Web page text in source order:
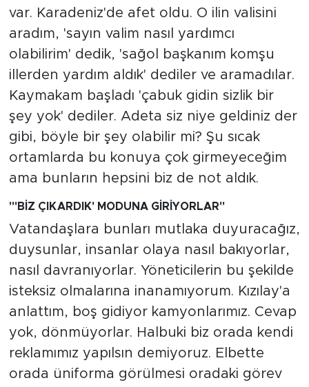
var. Karadeniz'de afet oldu. O ilin valisini
aradım, 'sayın valim nasıl yardımcı
olabilirim' dedik, 'sağol başkanım komşu
illerden yardım aldık' dediler ve aramadılar.
Kaymakam başladı 'çabuk gidin sizlik bir
şey yok' dediler. Adeta siz niye geldiniz der
gibi, böyle bir şey olabilir mi? Şu sıcak
ortamlarda bu konuya çok girmeyeceğim
ama bunların hepsini biz de not aldık.
"'BİZ ÇIKARDIK' MODUNA GİRİYORLAR"
Vatandaşlara bunları mutlaka duyuracağız,
duysunlar, insanlar olaya nasıl bakıyorlar,
nasıl davranıyorlar. Yöneticilerin bu şekilde
isteksiz olmalarına inanamıyorum. Kızılay'a
anlattım, boş gidiyor kamyonlarımız. Cevap
yok, dönmüyorlar. Halbuki biz orada kendi
reklamımız yapılsın demiyoruz. Elbette
orada üniforma görülmesi oradaki görev